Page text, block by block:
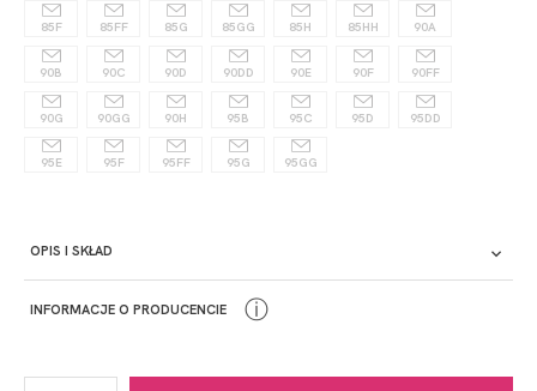
85F 85FF 85G 85GG 85H 85HH 90A
90B 90C 90D 90DD 90E 90F 90FF
90G 90GG 90H 95B 95C 95D 95DD
95E 95F 95FF 95G 95GG
OPIS I SKŁAD
INFORMACJE O PRODUCENCIE ⓘ